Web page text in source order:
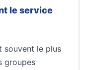
le service
souvent le plus
groupes